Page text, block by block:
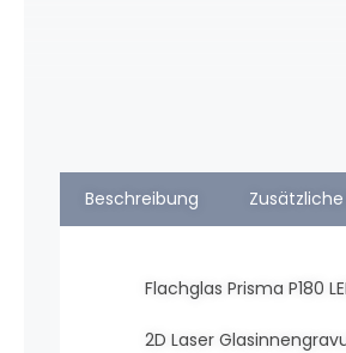
Beschreibung
Flachglas Prisma P180
2D Laser